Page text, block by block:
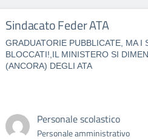
Sindacato Feder ATA
GRADUATORIE PUBBLICATE, MA I
BLOCCATI!,IL MINISTERO SI
(ANCORA) DEGLI ATA
Personale scolastico
Personale amministrativo